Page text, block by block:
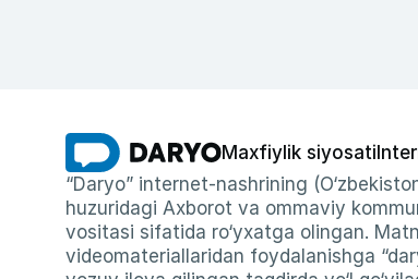
Maxfiylik siyosati
“Daryo” internet-nashrining
huzuridagi Axborot va ommaviy
vositasi sifatida ro‘yxatga olingan.
videomateriallaridan foydalanishga